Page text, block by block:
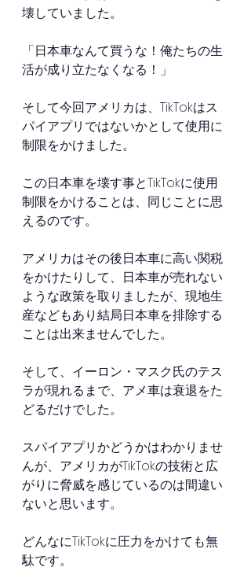
壊していました。
「日本車なんて買うな！俺たちの生
活が成り立たなくなる！」
そして今回アメリカは、TikTokはス
パイアプリではないかとして使用に
制限をかけました。
この日本車を壊す事とTikTokに使用
制限をかけることは、同じことに思
えるのです。
アメリカはその後日本車に高い関税
をかけたりして、日本車が売れない
ような政策を取りましたが、現地生
産などもあり結局日本車を排除する
ことは出来ませんでした。
そして、イーロン・マスク氏のテス
ラが現れるまで、アメ車は衰退をた
どるだけでした。
スパイアプリかどうかはわかりませ
んが、アメリカがTikTokの技術と広
がりに脅威を感じているのは間違い
ないと思います。
どんなにTikTokに圧力をかけても無
駄です。